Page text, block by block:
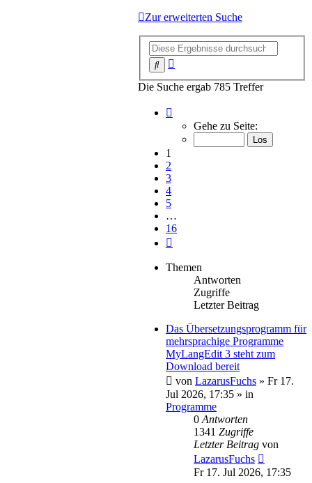
Zur erweiterten Suche
Suche
Die Suche ergab 785 Treffer
von
Gehe zu Seite:
1
2
3
4
5
…
16
Themen
Antworten
Zugriffe
Letzter Beitrag
Das Übersetzungsprogramm für
mehrsprachige Programme
MyLangEdit 3 steht zum
Download bereit
von LazarusFuchs » Fr 17.
Jul 2026, 17:35 » in
Programme
0 Antworten
1341 Zugriffe
Letzter Beitrag von
LazarusFuchs
Fr 17. Jul 2026, 17:35